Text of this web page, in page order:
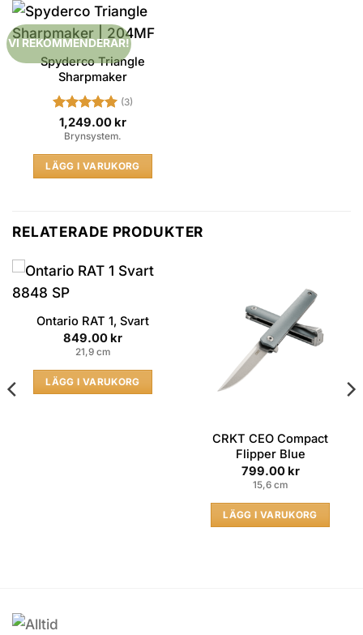
VI REKOMMENDERAR!
Spyderco Triangle
Sharpmaker
Betygsatt5
av 5
(3)
1,249.00 kr
Brynsystem.
LÄGG I VARUKORG
RELATERADE PRODUKTER
Ontario RAT 1, Svart
849.00 kr
21,9 cm
LÄGG I VARUKORG
CRKT CEO Compact
Flipper Blue
799.00 kr
15,6 cm
LÄGG I VARUKORG